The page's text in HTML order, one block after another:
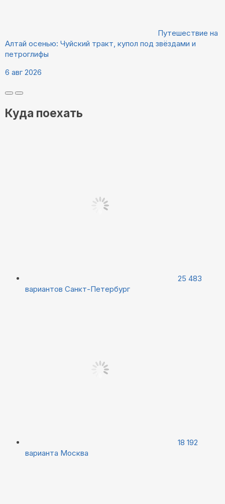
Путешествие на
Алтай осенью: Чуйский тракт, купол под звёздами и
петроглифы
6 авг 2026
Куда поехать
25 483
вариантов Санкт-Петербург
18 192
варианта Москва